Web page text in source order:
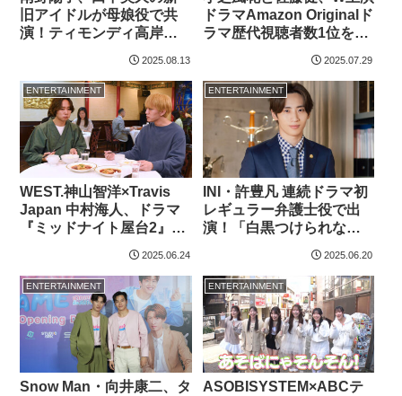
旧アイドルが母娘役で共
演！ティモンディ高岸も
ドラマが涙腺崩壊必至
2025.08.13
ドラマAmazon Originalド
ラマ歴代視聴者数1位を記
2025.07.29
ENTERTAINMENT
WEST.神山智洋×Travis
Japan 中村海人、ドラマ
『ミッドナイト屋台2』の
2025.06.24
ENTERTAINMENT
INI・許豊凡 連続ドラマ初
レギュラー弁護士役で出
演！「白黒つけられない
分自身の経験と重なる」
2025.06.20
ENTERTAINMENT
Snow Man・向井康二、タ
ENTERTAINMENT
ASOBISYSTEM×ABCテ